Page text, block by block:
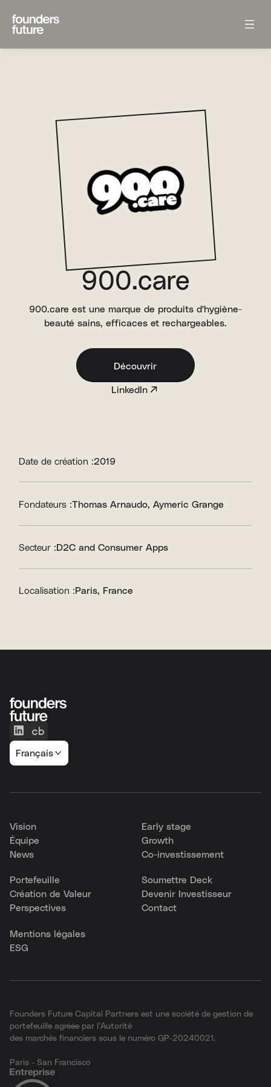
900.care
900.care est une marque de produits d'hygiène-
beauté sains, efficaces et rechargeables.
Découvrir
LinkedIn
Date de création :2019
Fondateurs :Thomas Arnaudo Aymeric Grange
Secteur :D2C and Consumer Apps
Localisation :Paris, France
Français
Vision
Équipe
News
Early stage
Growth
Co-investissement
Portefeuille
Création de Valeur
Perspectives
Soumettre Deck
Devenir Investisseur
Contact
Mentions légales
ESG
Founders Future Capital Partners est une société de gestion de
portefeuille agréée par l’Autorité
des marchés financiers sous le numéro GP-20240021.
Paris - San Francisco